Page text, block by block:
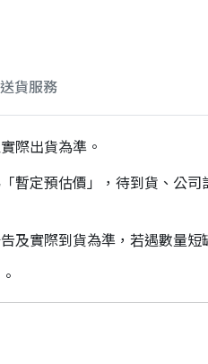
送貨服務
際出貨為準。
暫定預估價」，待到貨、公
及實際到貨為準，若遇數量短